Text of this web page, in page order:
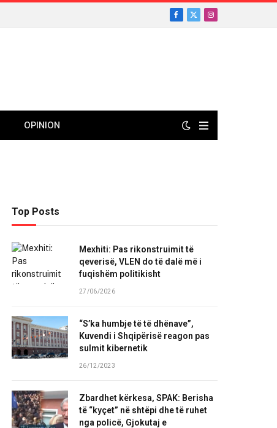
Facebook
X
Instagram
OPINION
Top Posts
Mexhiti: Pas rikonstruimit të
qeverisë, VLEN do të dalë më i
fuqishëm politikisht
27/06/2026
“S’ka humbje të të dhënave”,
Kuvendi i Shqipërisë reagon pas
sulmit kibernetik
26/12/2023
Zbardhet kërkesa, SPAK: Berisha
të “kyçet” në shtëpi dhe të ruhet
nga policë, Gjokutaj e